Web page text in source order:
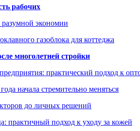
рабочих
разумной экономии
газоблока для коттеджа
многолетней стройки
практический подход к
начала стремительно меняться
до личных решений
практичный подход к уходу за кожей